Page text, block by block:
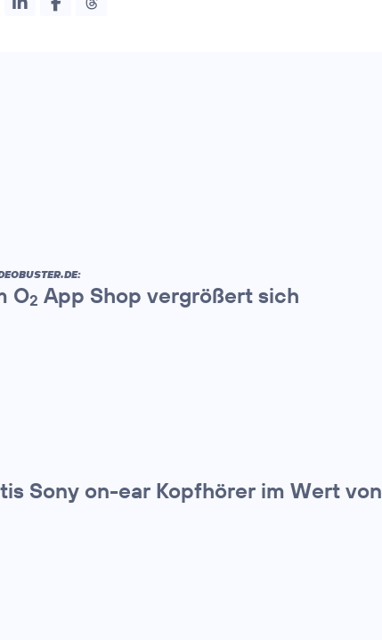
O2 App Shop vergrößert sich
Sony on-ear Kopfhörer im Wert von